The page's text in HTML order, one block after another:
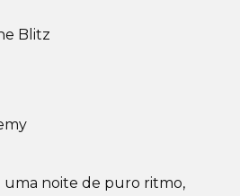
Blitz
uma noite de puro ritmo,